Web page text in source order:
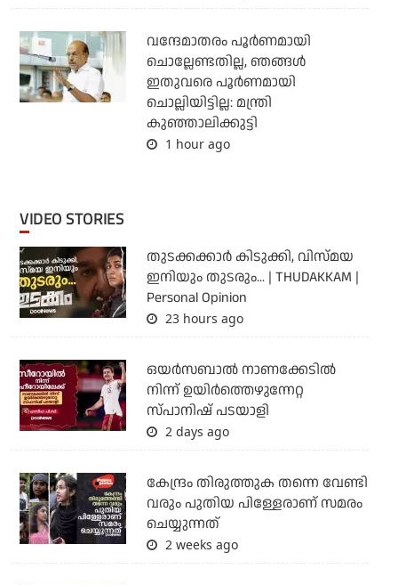
വന്ദേമാതരം പൂര്‍ണമായി
ചൊല്ലേണ്ടതില്ല, ഞങ്ങള്‍
ഇതുവരെ പൂര്‍ണമായി
ചൊല്ലിയിട്ടില്ല: മന്ത്രി
കുഞ്ഞാലിക്കുട്ടി
1 hour ago
VIDEO STORIES
തുടക്കക്കാര്‍ കിടുക്കി, വിസ്മയ
ഇനിയും തുടരും... | THUDAKKAM |
Personal Opinion
23 hours ago
ഒയര്‍സബാൽ നാണക്കേടിൽ
നിന്ന് ഉയിർത്തെഴുന്നേറ്റ
സ്പാനിഷ് പടയാളി
2 days ago
കേന്ദ്രം തിരുത്തുക തന്നെ വേണ്ടി
വരും പുതിയ പിള്ളേരാണ് സമരം
ചെയ്യുന്നത്
2 weeks ago